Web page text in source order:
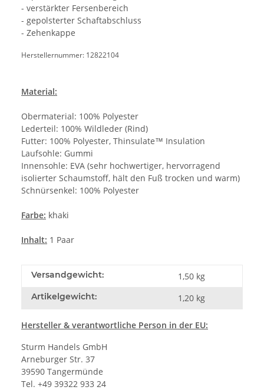
- verstärkter Fersenbereich
- gepolsterter Schaftabschluss
- Zehenkappe
Herstellernummer: 12822104
Material:
Obermaterial: 100% Polyester
Lederteil: 100% Wildleder (Rind)
Futter: 100% Polyester, Thinsulate™ Insulation
Laufsohle: Gummi
Innensohle: EVA (sehr hochwertiger, hervorragend
isolierter Schaumstoff, hält den Fuß trocken und warm)
Schnürsenkel: 100% Polyester
Farbe: khaki
Inhalt: 1 Paar
Versandgewicht: 1,50 kg
Artikelgewicht: 1,20 kg
Hersteller & verantwortliche Person in der EU:
Sturm Handels GmbH
Arneburger Str. 37
39590 Tangermünde
Tel. +49 39322 933 24